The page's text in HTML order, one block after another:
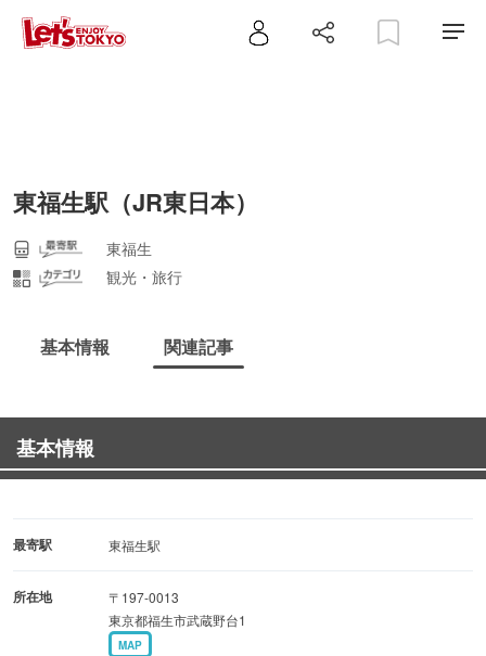
東福生駅（JR東日本）
東福生
観光・旅行
基本情報 関連記事
基本情報
最寄駅 東福生駅
所在地
〒197-0013
東京都福生市武蔵野台1
MAP